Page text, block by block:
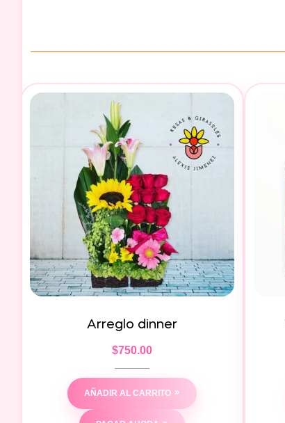
Arreglo dinner
$750.00
AÑADIR AL CARRITO